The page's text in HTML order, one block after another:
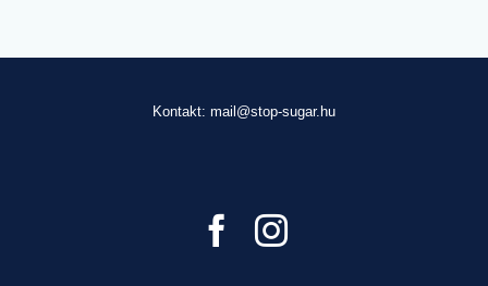
Kontakt: mail@stop-sugar.hu